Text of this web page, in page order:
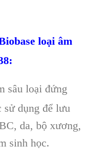
loại âm
:
sâu loại đứng
sử dụng để lưu
da, bộ xương,
sinh học.